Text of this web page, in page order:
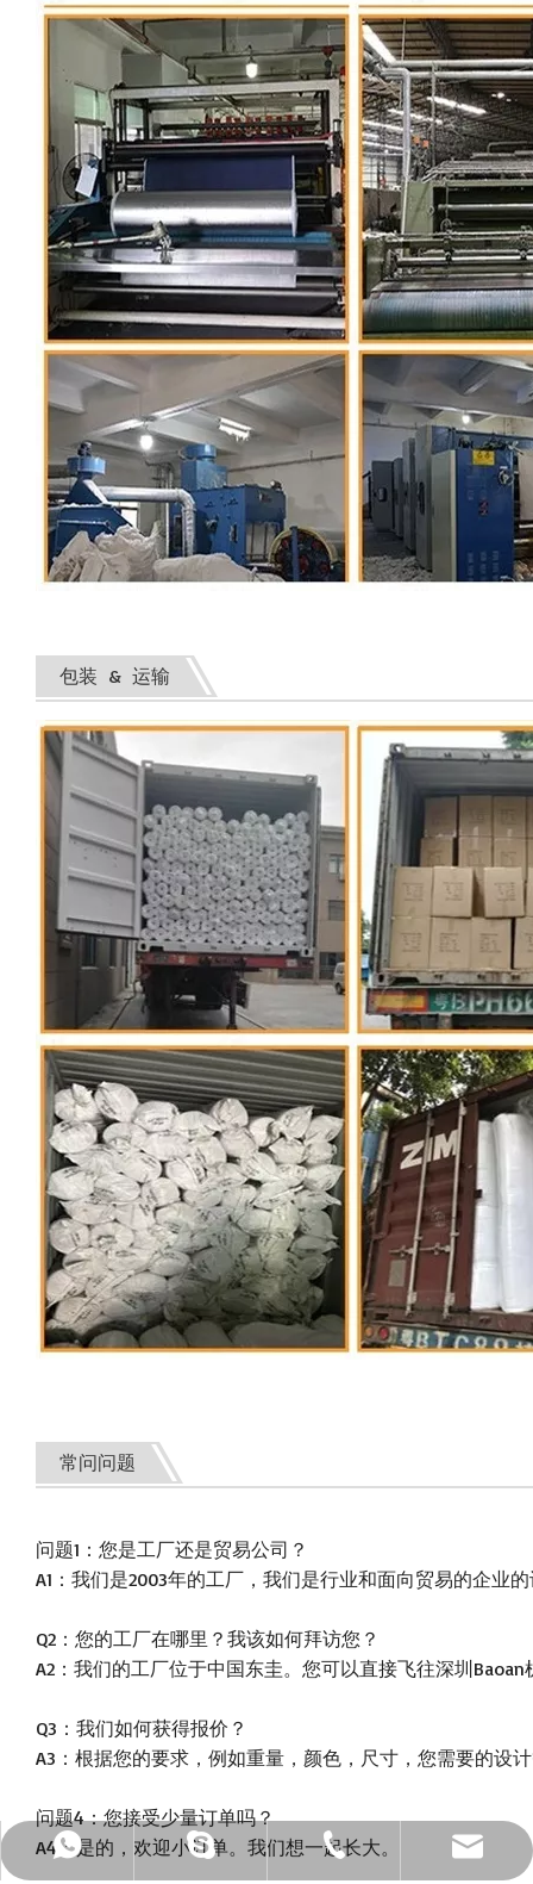
包装 & 运输
常问问题
问题1：您是工厂还是贸易公司？
A1：我们是2003年的工厂，我们是行业和面向贸易的企业
Q2：您的工厂在哪里？我该如何拜访您？
A2：我们的工厂位于中国东圭。您可以直接飞往深圳
Q3：我们如何获得报价？
A3：根据您的要求，例如重量，颜色，尺寸，您需要的设
问题4：您接受少量订单吗？
A4：是的，欢迎小订单。我们想一起长大。
whatsapp：+86 13925533406
Skype：+ 86-13809266841
电话：+ 86-0769-3380-0088
电子邮件：sales@baiyue-cn.com